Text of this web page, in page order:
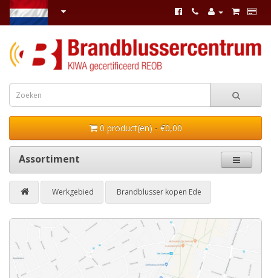
0 product(en) - €0,00
Assortiment
Werkgebied Brandblusser kopen Ede